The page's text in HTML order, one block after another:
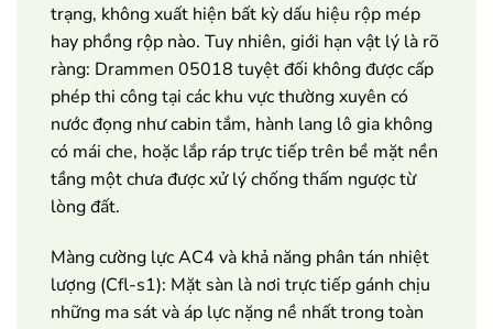
trạng, không xuất hiện bất kỳ dấu hiệu rộp mép
hay phồng rộp nào. Tuy nhiên, giới hạn vật lý là rõ
ràng: Drammen 05018 tuyệt đối không được cấp
phép thi công tại các khu vực thường xuyên có
nước đọng như cabin tắm, hành lang lô gia không
có mái che, hoặc lắp ráp trực tiếp trên bề mặt nền
tầng một chưa được xử lý chống thấm ngược từ
lòng đất.
Màng cường lực AC4 và khả năng phân tán nhiệt
lượng (Cfl-s1): Mặt sàn là nơi trực tiếp gánh chịu
những ma sát và áp lực nặng nề nhất trong toàn